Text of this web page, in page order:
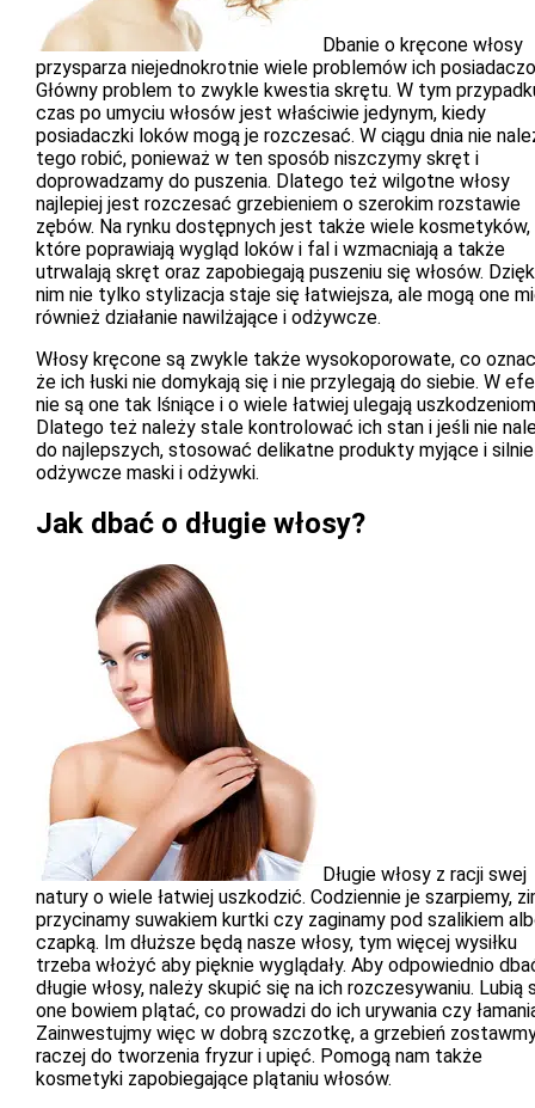
Dbanie o kręcone włosy
przysparza niejednokrotnie wiele problemów ich
Główny problem to zwykle kwestia skrętu. W tym
czas po umyciu włosów jest właściwie jedynym, kiedy
posiadaczki loków mogą je rozczesać. W ciągu dnia nie
tego robić, ponieważ w ten sposób niszczymy skręt i
doprowadzamy do puszenia. Dlatego też wilgotne włosy
najlepiej jest rozczesać grzebieniem o szerokim rozstawie
zębów. Na rynku dostępnych jest także wiele kosmetyków,
które poprawiają wygląd loków i fal i wzmacniają a także
utrwalają skręt oraz zapobiegają puszeniu się włosów.
nim nie tylko stylizacja staje się łatwiejsza, ale mogą one
również działanie nawilżające i odżywcze.
Włosy kręcone są zwykle także wysokoporowate, co
że ich łuski nie domykają się i nie przylegają do siebie. W
nie są one tak lśniące i o wiele łatwiej ulegają
Dlatego też należy stale kontrolować ich stan i jeśli nie
do najlepszych, stosować delikatne produkty myjące i silnie
odżywcze maski i odżywki.
Jak dbać o długie włosy?
Długie włosy z racji swej
natury o wiele łatwiej uszkodzić. Codziennie je szarpiemy,
przycinamy suwakiem kurtki czy zaginamy pod szalikiem
czapką. Im dłuższe będą nasze włosy, tym więcej wysiłku
trzeba włożyć aby pięknie wyglądały. Aby odpowiednio
długie włosy, należy skupić się na ich rozczesywaniu. Lubią
one bowiem plątać, co prowadzi do ich urywania czy
Zainwestujmy więc w dobrą szczotkę, a grzebień
raczej do tworzenia fryzur i upięć. Pomogą nam także
kosmetyki zapobiegające plątaniu włosów.